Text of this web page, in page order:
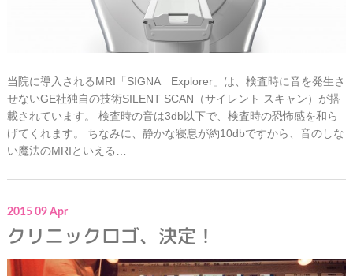
当院に導入されるMRI「SIGNA Explorer」は、検査時に音を発生さ
せないGE社独自の技術SILENT SCAN（サイレント スキャン）が搭
載されています。 検査時の音は3db以下で、検査時の恐怖感を和ら
げてくれます。 ちなみに、静かな寝息が約10dbですから、音のしな
い魔法のMRIといえる…
2015 09 Apr
クリニックロゴ、決定！